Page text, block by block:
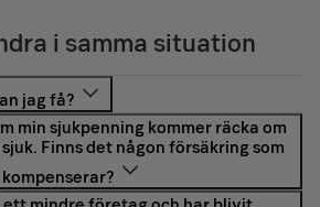
i samma situation
du få ersättning från fyra olika håll:
2) arbetsgivaren genom så kallad
3) privat sjuk- eller
inte kommer att täcka dina